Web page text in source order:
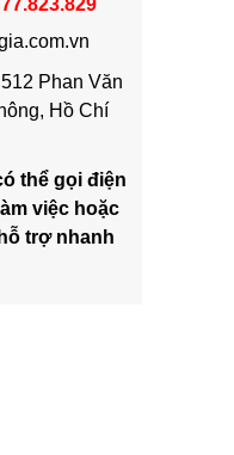
512 Phan Văn
Hồ Chí
thể gọi điện
việc hoặc
trợ nhanh